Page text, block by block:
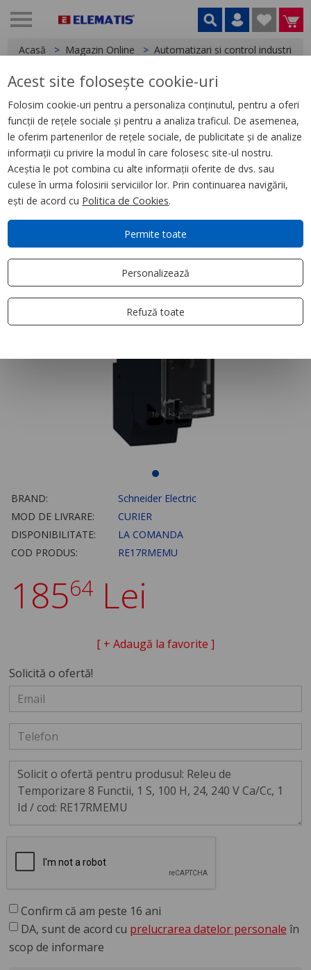
Acasă Magazin Online Automatizari si control industrial
< Relee
Releu de Temporizare 8 Functii,
1 S, 100 H, 24, 240 V Ca/Cc, 1 Id
BRAND:
Schneider Electric
MOD DE LIVRARE:
CURIER
DISPONIBILITATE:
LA COMANDA
COD PRODUS:
RE17RMEMU
18564 Lei
[ + Adaugă la favorite ]
Solicită o ofertă!
Confirm că am peste 16 ani
DA, sunt de acord cu prelucrarea datelor personale în
scop de informare
Acest site folosește cookie-uri
Folosim cookie-uri pentru a personaliza conținutul, pentru a oferi
funcții de rețele sociale și pentru a analiza traficul. De asemenea,
le oferim partenerilor de rețele sociale, de publicitate și de analize
informații cu privire la modul în care folosesc site-ul nostru.
Aceștia le pot combina cu alte informații oferite de dvs. sau
culese în urma folosirii serviciilor lor. Prin continuarea navigării,
ești de acord cu Politica de Cookies.
Permite toate
Personalizează
Refuză toate